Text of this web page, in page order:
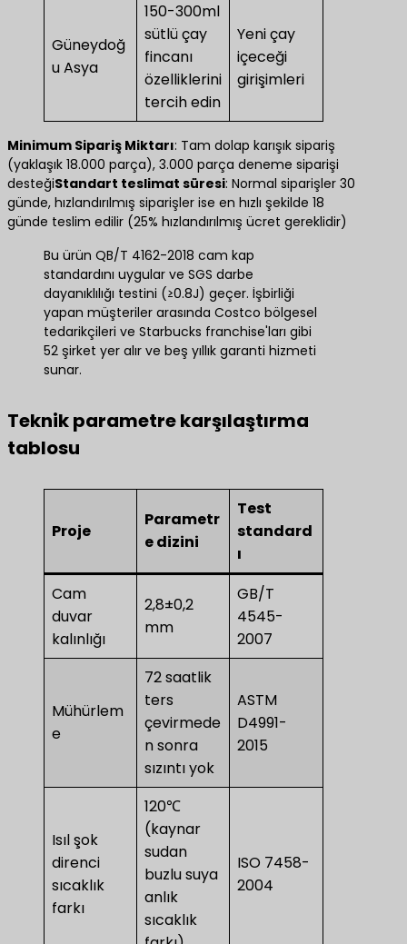
Güneydoğ
u Asya
150-300ml
sütlü çay
fincanı
özelliklerini
tercih edin
Yeni çay
içeceği
girişimleri
​Minimum Sipariş Miktarı​​: Tam dolap karışık sipariş
(yaklaşık 18.000 parça), 3.000 parça deneme siparişi
desteği​Standart teslimat süresi​: Normal siparişler 30
günde, hızlandırılmış siparişler ise en hızlı şekilde 18
günde teslim edilir (25% hızlandırılmış ücret gereklidir)
Bu ürün QB/T 4162-2018 cam kap
standardını uygular ve SGS darbe
dayanıklılığı testini (≥0.8J) geçer. İşbirliği
yapan müşteriler arasında Costco bölgesel
tedarikçileri ve Starbucks franchise'ları gibi
52 şirket yer alır ve beş yıllık garanti hizmeti
sunar.
Teknik parametre karşılaştırma
tablosu
Proje
Parametr
e dizini
Test
standard
ı
Cam
duvar
kalınlığı
2,8±0,2
mm
GB/T
4545-
2007
Mühürlem
e
72 saatlik
ters
çevirmede
n sonra
sızıntı yok
ASTM
D4991-
2015
Isıl şok
direnci
sıcaklık
farkı
120℃
(kaynar
sudan
buzlu suya
anlık
sıcaklık
ISO 7458-
2004